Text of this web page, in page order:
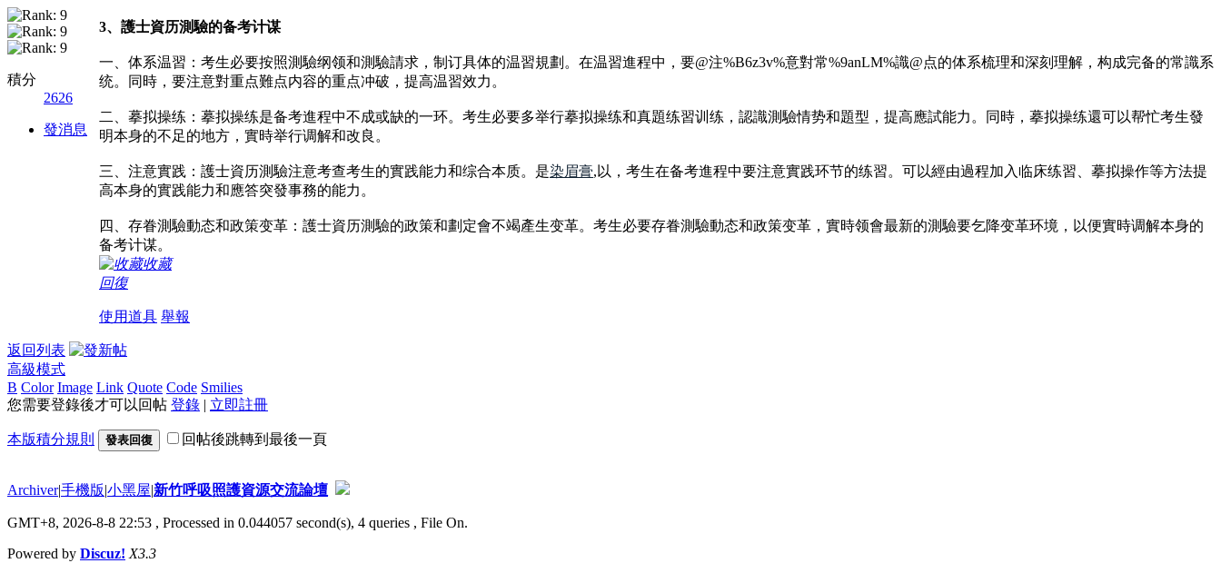
積分
2626
發消息
3、護士資历測驗的备考计谋
一、体系温習：考生必要按照測驗纲领和測驗請求，制订具体的温習規劃。在温習進程中，要@注%B6z3v%意對常%9anLM%識@点的体系梳理和深刻理解，构成完备的常識系
统。同時，要注意對重点難点内容的重点冲破，提高温習效力。
二、摹拟操练：摹拟操练是备考進程中不成或缺的一环。考生必要多举行摹拟操练和真題练習训练，認識測驗情势和題型，提高應試能力。同時，摹拟操练還可以帮忙考生發
明本身的不足的地方，實時举行调解和改良。
三、注意實践：護士資历測驗注意考查考生的實践能力和综合本质。是染眉膏,以，考生在备考進程中要注意實践环节的练習。可以經由過程加入临床练習、摹拟操作等方法提
高本身的實践能力和應答突發事務的能力。
四、存眷測驗動态和政策变革：護士資历測驗的政策和劃定會不竭產生变革。考生必要存眷測驗動态和政策变革，實時领會最新的測驗要乞降变革环境，以便實時调解本身的
备考计谋。
收藏
回復
使用道具 舉報
返回列表
高級模式
B Color Image Link Quote Code Smilies
您需要登錄後才可以回帖 登錄 | 立即註冊
本版積分規則 發表回復 回帖後跳轉到最後一頁
Archiver|手機版|小黑屋|新竹呼吸照護資源交流論壇
GMT+8, 2026-8-8 22:53 , Processed in 0.044057 second(s), 4 queries , File On.
Powered by Discuz! X3.3